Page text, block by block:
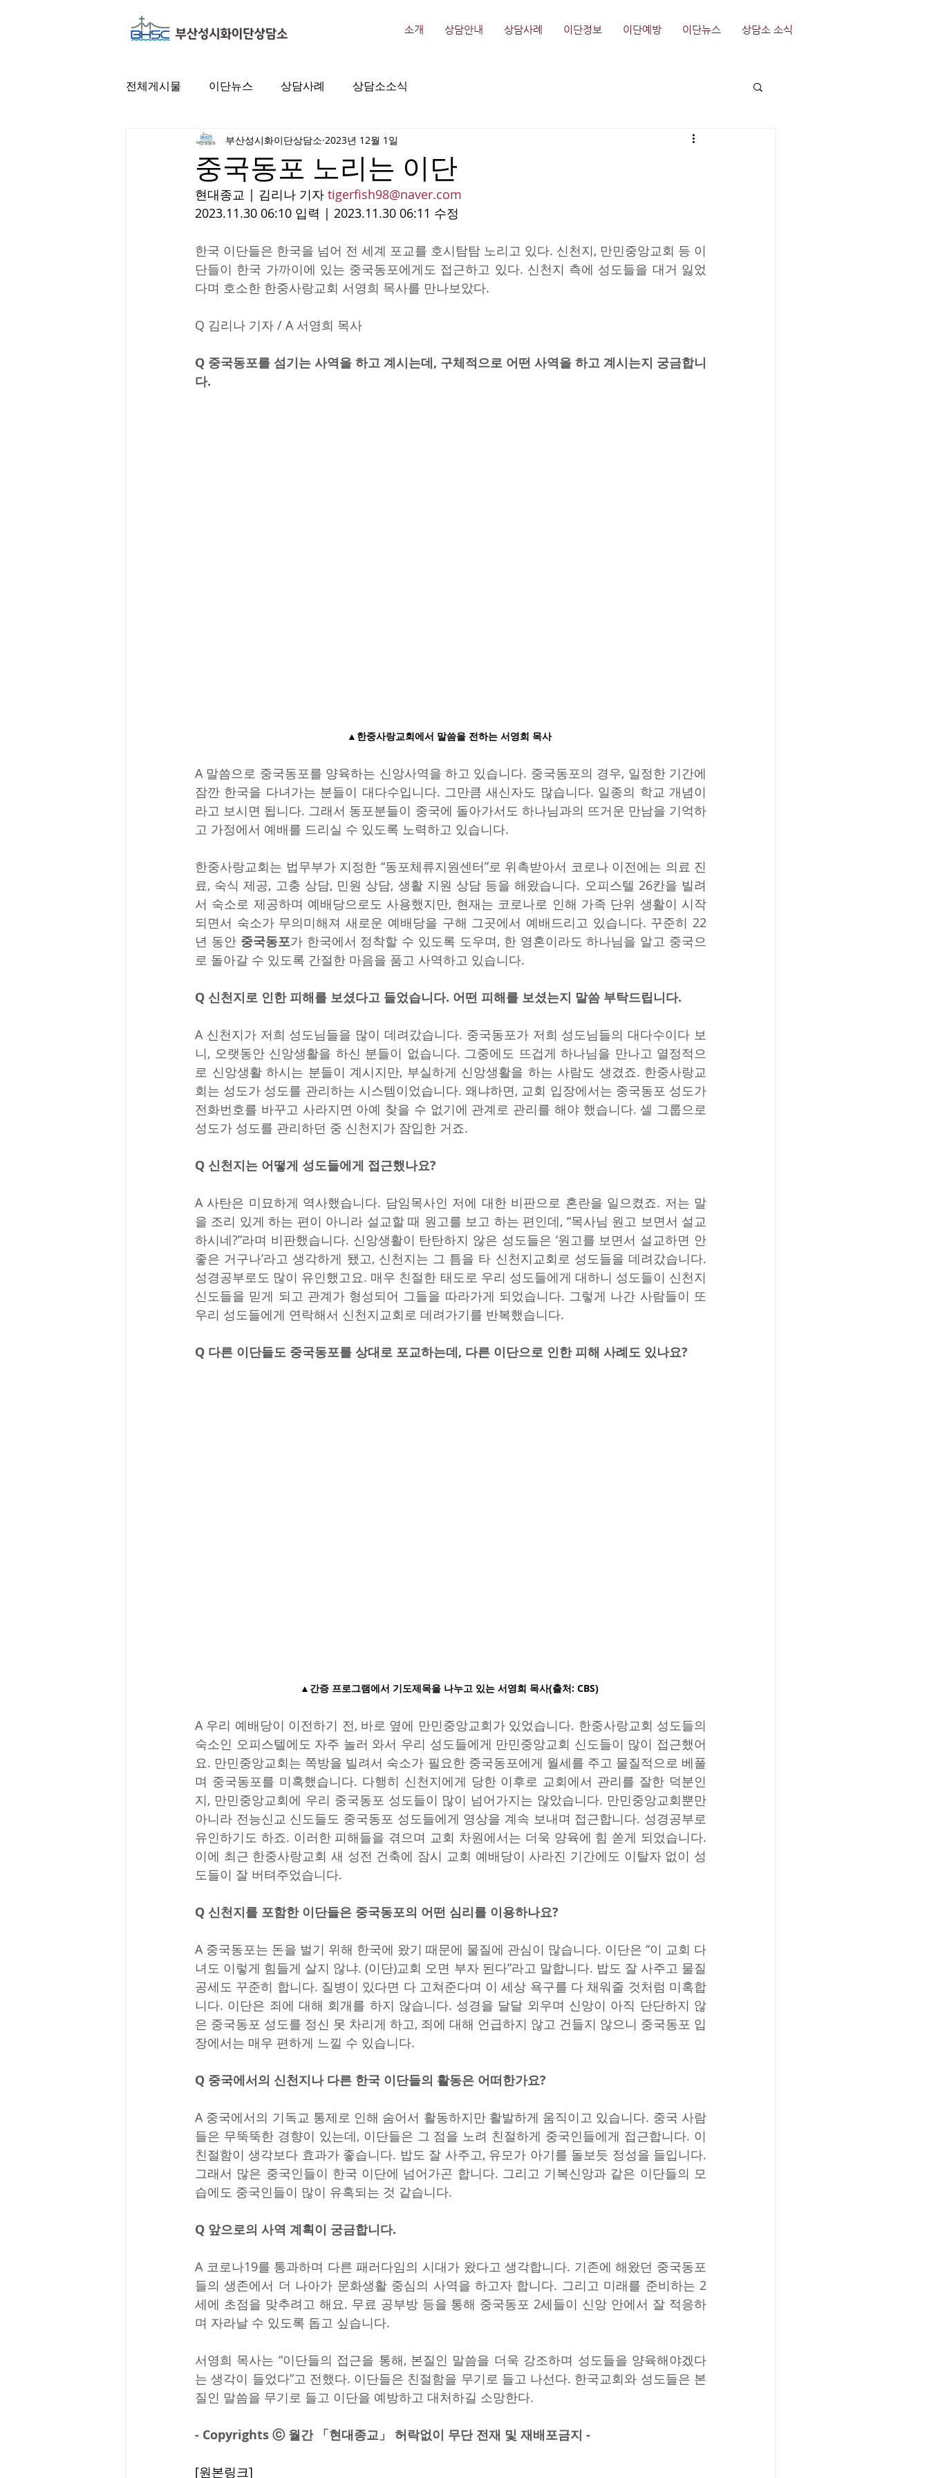
소개 상담안내 상담사례 이단정보 이단예방 이단뉴스 상담소 소식
전체게시물 이단뉴스 상담사례 상담소소식
중국동포 노리는 이단
부산성시화이단상담소 2023년 12월 1일
현대종교 | 김리나 기자 tigerfish98@naver.com
2023.11.30 06:10 입력 | 2023.11.30 06:11 수정
한국 이단들은 한국을 넘어 전 세계 포교를 호시탐탐 노리고 있다. 신천지, 만민중앙교회 등 이
단들이 한국 가까이에 있는 중국동포에게도 접근하고 있다. 신천지 측에 성도들을 대거 잃었
다며 호소한 한중사랑교회 서영희 목사를 만나보았다.
Q 김리나 기자 / A 서영희 목사
Q 중국동포를 섬기는 사역을 하고 계시는데, 구체적으로 어떤 사역을 하고 계시는지 궁금합니
다.
▲한중사랑교회에서 말씀을 전하는 서영희 목사
A 말씀으로 중국동포를 양육하는 신앙사역을 하고 있습니다. 중국동포의 경우, 일정한 기간에
잠깐 한국을 다녀가는 분들이 대다수입니다. 그만큼 새신자도 많습니다. 일종의 학교 개념이
라고 보시면 됩니다. 그래서 동포분들이 중국에 돌아가서도 하나님과의 뜨거운 만남을 기억하
고 가정에서 예배를 드리실 수 있도록 노력하고 있습니다.
한중사랑교회는 법무부가 지정한 “동포체류지원센터”로 위촉받아서 코로나 이전에는 의료 진
료, 숙식 제공, 고충 상담, 민원 상담, 생활 지원 상담 등을 해왔습니다. 오피스텔 26칸을 빌려
서 숙소로 제공하며 예배당으로도 사용했지만, 현재는 코로나로 인해 가족 단위 생활이 시작
되면서 숙소가 무의미해져 새로운 예배당을 구해 그곳에서 예배드리고 있습니다. 꾸준히 22
년 동안 중국동포가 한국에서 정착할 수 있도록 도우며, 한 영혼이라도 하나님을 알고 중국으
로 돌아갈 수 있도록 간절한 마음을 품고 사역하고 있습니다.
Q 신천지로 인한 피해를 보셨다고 들었습니다. 어떤 피해를 보셨는지 말씀 부탁드립니다.
A 신천지가 저희 성도님들을 많이 데려갔습니다. 중국동포가 저희 성도님들의 대다수이다 보
니, 오랫동안 신앙생활을 하신 분들이 없습니다. 그중에도 뜨겁게 하나님을 만나고 열정적으
로 신앙생활 하시는 분들이 계시지만, 부실하게 신앙생활을 하는 사람도 생겼죠. 한중사랑교
회는 성도가 성도를 관리하는 시스템이었습니다. 왜냐하면, 교회 입장에서는 중국동포 성도가
전화번호를 바꾸고 사라지면 아예 찾을 수 없기에 관계로 관리를 해야 했습니다. 셀 그룹으로
성도가 성도를 관리하던 중 신천지가 잠입한 거죠.
Q 신천지는 어떻게 성도들에게 접근했나요?
A 사탄은 미묘하게 역사했습니다. 담임목사인 저에 대한 비판으로 혼란을 일으켰죠. 저는 말
을 조리 있게 하는 편이 아니라 설교할 때 원고를 보고 하는 편인데, “목사님 원고 보면서 설교
하시네?”라며 비판했습니다. 신앙생활이 탄탄하지 않은 성도들은 ‘원고를 보면서 설교하면 안
좋은 거구나’라고 생각하게 됐고, 신천지는 그 틈을 타 신천지교회로 성도들을 데려갔습니다.
성경공부로도 많이 유인했고요. 매우 친절한 태도로 우리 성도들에게 대하니 성도들이 신천지
신도들을 믿게 되고 관계가 형성되어 그들을 따라가게 되었습니다. 그렇게 나간 사람들이 또
우리 성도들에게 연락해서 신천지교회로 데려가기를 반복했습니다.
Q 다른 이단들도 중국동포를 상대로 포교하는데, 다른 이단으로 인한 피해 사례도 있나요?
▲간증 프로그램에서 기도제목을 나누고 있는 서영희 목사(출처: CBS)
A 우리 예배당이 이전하기 전, 바로 옆에 만민중앙교회가 있었습니다. 한중사랑교회 성도들의
숙소인 오피스텔에도 자주 놀러 와서 우리 성도들에게 만민중앙교회 신도들이 많이 접근했어
요. 만민중앙교회는 쪽방을 빌려서 숙소가 필요한 중국동포에게 월세를 주고 물질적으로 베풀
며 중국동포를 미혹했습니다. 다행히 신천지에게 당한 이후로 교회에서 관리를 잘한 덕분인
지, 만민중앙교회에 우리 중국동포 성도들이 많이 넘어가지는 않았습니다. 만민중앙교회뿐만
아니라 전능신교 신도들도 중국동포 성도들에게 영상을 계속 보내며 접근합니다. 성경공부로
유인하기도 하죠. 이러한 피해들을 겪으며 교회 차원에서는 더욱 양육에 힘 쏟게 되었습니다.
이에 최근 한중사랑교회 새 성전 건축에 잠시 교회 예배당이 사라진 기간에도 이탈자 없이 성
도들이 잘 버텨주었습니다.
Q 신천지를 포함한 이단들은 중국동포의 어떤 심리를 이용하나요?
A 중국동포는 돈을 벌기 위해 한국에 왔기 때문에 물질에 관심이 많습니다. 이단은 “이 교회 다
녀도 이렇게 힘들게 살지 않냐. (이단)교회 오면 부자 된다”라고 말합니다. 밥도 잘 사주고 물질
공세도 꾸준히 합니다. 질병이 있다면 다 고쳐준다며 이 세상 욕구를 다 채워줄 것처럼 미혹합
니다. 이단은 죄에 대해 회개를 하지 않습니다. 성경을 달달 외우며 신앙이 아직 단단하지 않
은 중국동포 성도를 정신 못 차리게 하고, 죄에 대해 언급하지 않고 건들지 않으니 중국동포 입
장에서는 매우 편하게 느낄 수 있습니다.
Q 중국에서의 신천지나 다른 한국 이단들의 활동은 어떠한가요?
A 중국에서의 기독교 통제로 인해 숨어서 활동하지만 활발하게 움직이고 있습니다. 중국 사람
들은 무뚝뚝한 경향이 있는데, 이단들은 그 점을 노려 친절하게 중국인들에게 접근합니다. 이
친절함이 생각보다 효과가 좋습니다. 밥도 잘 사주고, 유모가 아기를 돌보듯 정성을 들입니다.
그래서 많은 중국인들이 한국 이단에 넘어가곤 합니다. 그리고 기복신앙과 같은 이단들의 모
습에도 중국인들이 많이 유혹되는 것 같습니다.
Q 앞으로의 사역 계획이 궁금합니다.
A 코로나19를 통과하며 다른 패러다임의 시대가 왔다고 생각합니다. 기존에 해왔던 중국동포
들의 생존에서 더 나아가 문화생활 중심의 사역을 하고자 합니다. 그리고 미래를 준비하는 2
세에 초점을 맞추려고 해요. 무료 공부방 등을 통해 중국동포 2세들이 신앙 안에서 잘 적응하
며 자라날 수 있도록 돕고 싶습니다.
서영희 목사는 “이단들의 접근을 통해, 본질인 말씀을 더욱 강조하며 성도들을 양육해야겠다
는 생각이 들었다”고 전했다. 이단들은 친절함을 무기로 들고 나선다. 한국교회와 성도들은 본
질인 말씀을 무기로 들고 이단을 예방하고 대처하길 소망한다.
- Copyrights ⓒ 월간 「현대종교」 허락없이 무단 전재 및 재배포금지 -
[원본링크]